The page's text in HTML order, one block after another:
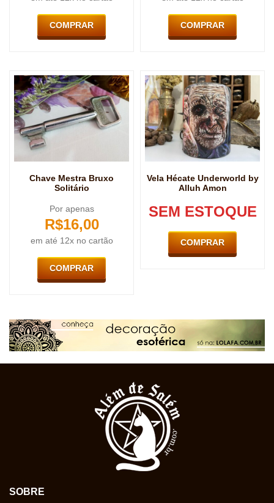
COMPRAR COMPRAR
Chave Mestra Bruxo
Solitário
Por apenas
R$16,00
em até 12x no cartão
COMPRAR
Vela Hécate Underworld by
Alluh Amon
SEM ESTOQUE
COMPRAR
SOBRE